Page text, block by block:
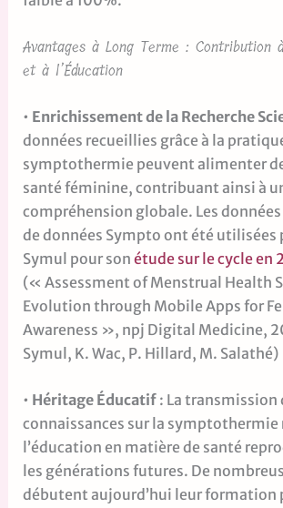
Avantages à Long Terme : Contribution
et à l’Éducation
• Enrichissement de la Recherche
données recueillies grâce à la
symptothermie peuvent alimenter
santé féminine, contribuant ainsi à
compréhension globale. Les
de données Sympto ont été utilisées
Symul pour son étude sur le cycle en
(« Assessment of Menstrual Health
Evolution through Mobile Apps for
Awareness », npj Digital Medicine,
Symul, K. Wac, P. Hillard, M. Salathé)
• Héritage Éducatif: La transmission
connaissances sur la symptothermie
l’éducation en matière de santé
les générations futures. De
débutent aujourd’hui leur formation